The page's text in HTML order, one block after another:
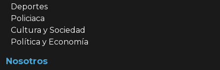
Deportes
Policiaca
Cultura y Sociedad
Política y Economía
Nosotros